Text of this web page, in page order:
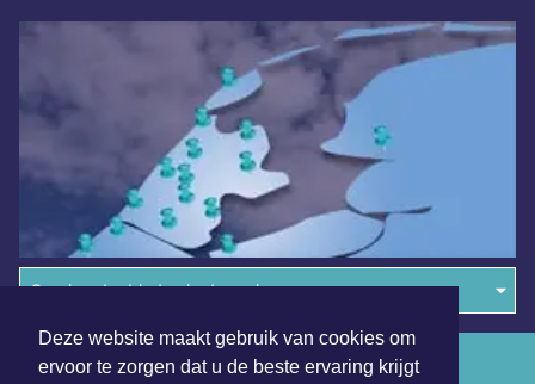
Deze website maakt gebruik van cookies om
ervoor te zorgen dat u de beste ervaring krijgt
Overige dagbladen in de regio
Algemene voorwaarden